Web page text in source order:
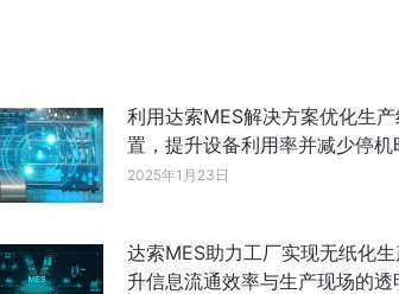
利用达索MES解决方案优化生
置，提升设备利用率并减少停机
2025年1月23日
达索MES助力工厂实现无纸化
升信息流通效率与生产现场的透